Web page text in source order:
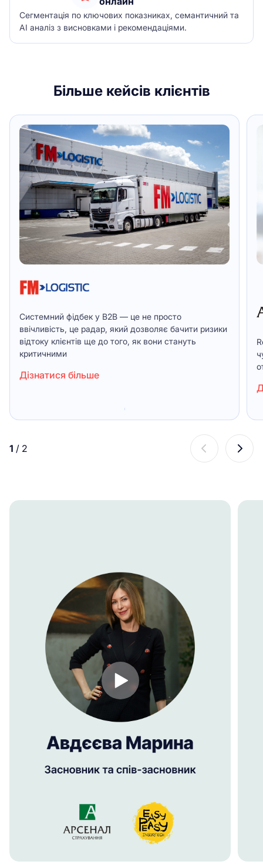
Сегментація по ключових показниках, семантичний та
АІ аналіз з висновками і рекомендаціями.
1 / 2
Системний фідбек у B2B — це не просто
ввічливість, це радар, який дозволяє бачити ризики
відтоку клієнтів ще до того, як вони стануть
критичними
Дізнатися більше
Більше кейсів клієнтів